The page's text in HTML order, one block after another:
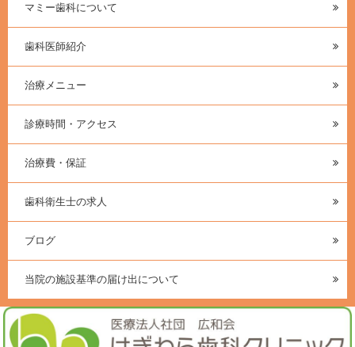
マミー歯科について
歯科医師紹介
治療メニュー
診療時間・アクセス
治療費・保証
歯科衛生士の求人
ブログ
当院の施設基準の届け出について